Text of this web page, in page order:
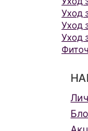
Уход
Уход
Уход